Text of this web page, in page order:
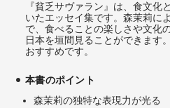
『貧乏サヴァラン』は、食文化
いたエッセイ集です。森茉莉に
で、食べることの楽しさや文化
日本を垣間見ることができます
おすすめです。
本書のポイント
森茉莉の独特な表現力が光る